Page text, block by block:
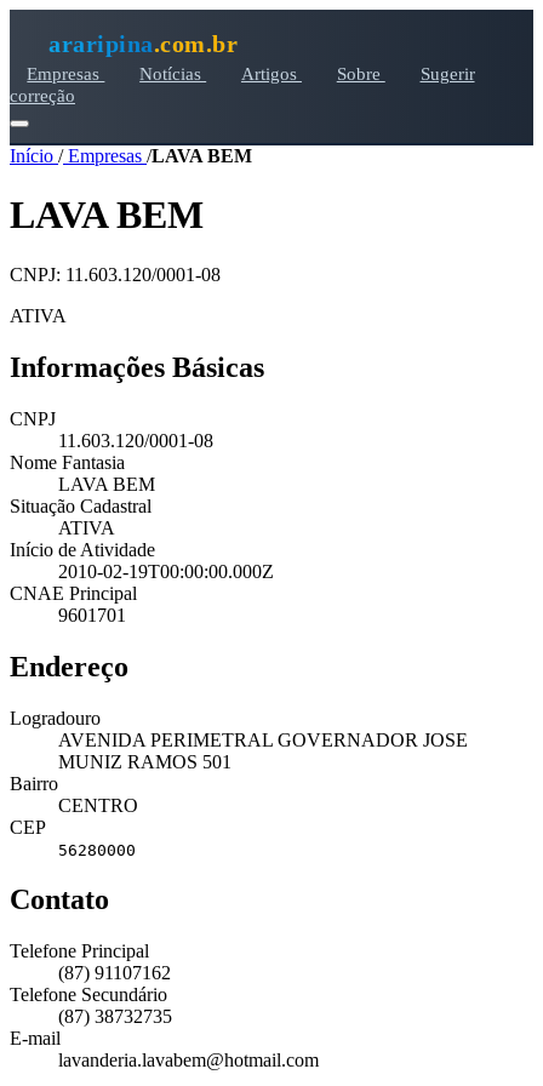
araripina.com.br
Empresas Notícias Artigos Sobre
Sugerir
correção
Início /Empresas /LAVA BEM
LAVA BEM
CNPJ: 11.603.120/0001-08
ATIVA
Informações Básicas
CNPJ
11.603.120/0001-08
Nome Fantasia
LAVA BEM
Situação Cadastral
ATIVA
Início de Atividade
2010-02-19T00:00:00.000Z
CNAE Principal
9601701
Endereço
Logradouro
AVENIDA PERIMETRAL GOVERNADOR JOSE
MUNIZ RAMOS 501
Bairro
CENTRO
CEP
56280000
Contato
Telefone Principal
(87) 91107162
Telefone Secundário
(87) 38732735
E-mail
lavanderia.lavabem@hotmail.com